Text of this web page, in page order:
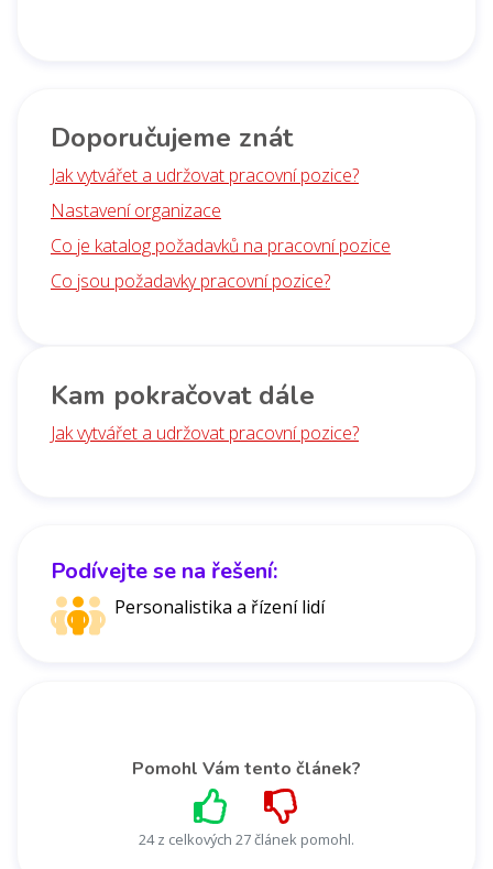
Podívejte se na řešení:
Personalistika a řízení lidí
Pomohl Vám tento článek?
24 z celkových 27 článek pomohl.
Doporučujeme znát
Jak vytvářet a udržovat pracovní pozice?
Nastavení organizace
Co je katalog požadavků na pracovní pozice
Co jsou požadavky pracovní pozice?
Kam pokračovat dále
Jak vytvářet a udržovat pracovní pozice?